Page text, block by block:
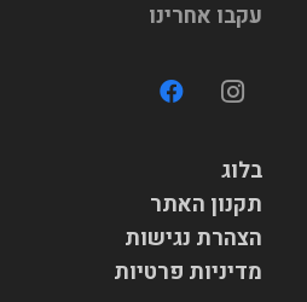
עקבו אחרינו
בלוג
תקנון האתר
הצהרת נגישות
מדיניות פרטיות